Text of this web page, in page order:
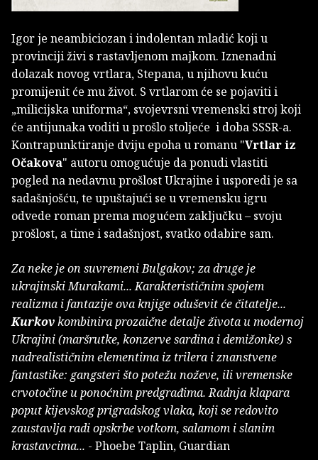
Igor je neambiciozan i indolentan mladić koji u
provinciji živi s rastavljenom majkom. Iznenadni
dolazak novog vrtlara, Stepana, u njihovu kuću
promijenit će mu život. S vrtlarom će se pojaviti i
„milicijska uniforma“, svojevrsni vremenski stroj koji
će antijunaka voditi u prošlo stoljeće i doba SSSR-a.
Kontrapunktiranje dviju epoha u romanu "Vrtlar iz
Očakova" autoru omogućuje da ponudi vlastiti
pogled na nedavnu prošlost Ukrajine i usporedi je sa
sadašnjošću, te upuštajući se u vremensku igru
odvede roman prema mogućem zaključku – svoju
prošlost, a time i sadašnjost, svatko odabire sam.
Za neke je on suvremeni Bulgakov; za druge je
ukrajinski Murakami... Karakterističnim spojem
realizma i fantazije ova knjige oduševit će čitatelje...
Kurkovkombinira prozaične detalje života u modernoj
Ukrajini (maršrutke, konzerve sardina i demižonke) s
nadrealističnim elementima iz trilera i znanstvene
fantastike: gangsteri što potežu noževe, ili vremenske
crvotočine u ponoćnim predgrađima. Radnja klapara
poput kijevskog prigradskog vlaka, koji se redovito
zaustavlja radi opskrbe votkom, salamom i slanim
krastavcima... - Phoebe Taplin, Guardian